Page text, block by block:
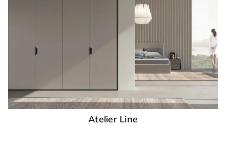
Atelier Line